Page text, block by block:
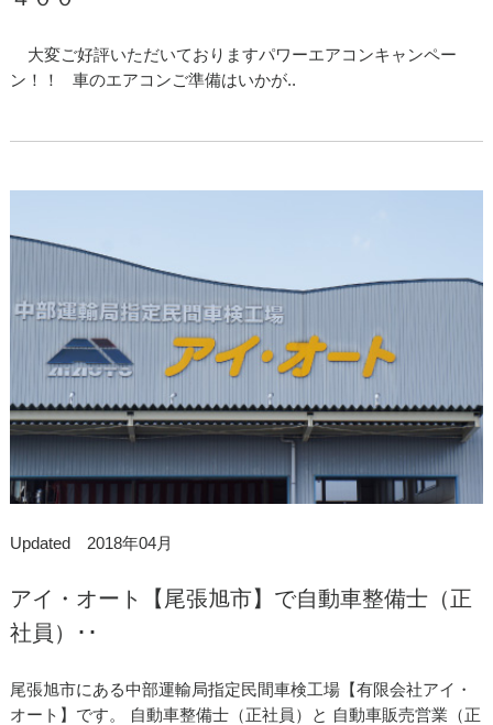
大変ご好評いただいておりますパワーエアコンキャンペー
ン！！ 車のエアコンご準備はいかが..
Updated 2018年04月
アイ・オート【尾張旭市】で自動車整備士（正
社員）･･
尾張旭市にある中部運輸局指定民間車検工場【有限会社アイ・
オート】です。 自動車整備士（正社員）と 自動車販売営業（正